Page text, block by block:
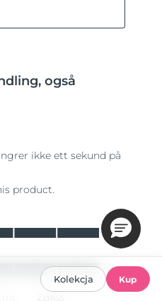
Kolekcja Kup